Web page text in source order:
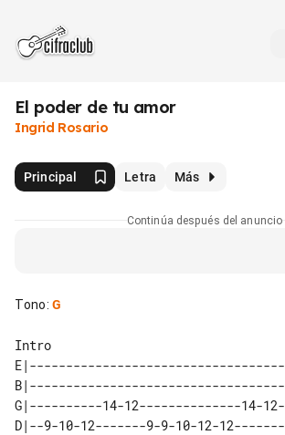
El poder de tu amor
Ingrid Rosario
Principal Letra Más
Continúa después del anuncio
Tono: G
E|-----------------------------------
B|-----------------------------------
G|----------14-12--------------14-12-
D|--9-10-12-------9-9-10-12-12-------